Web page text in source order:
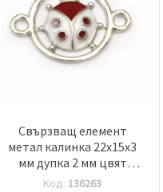
Свързващ елемент
метал калинка 22x15x3
мм дупка 2 мм цвят
сребро - 5 броя
Код: 136263